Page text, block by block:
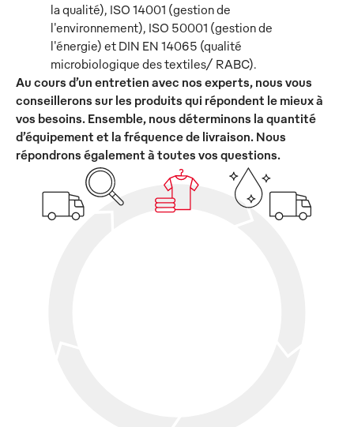
la qualité), ISO 14001 (gestion de
l'environnement), ISO 50001 (gestion de
l'énergie) et DIN EN 14065 (qualité
microbiologique des textiles/ RABC).
Au cours d’un entretien avec nos experts, nous vous
conseillerons sur les produits qui répondent le mieux à
vos besoins. Ensemble, nous déterminons la quantité
d’équipement et la fréquence de livraison. Nous
répondrons également à toutes vos questions.